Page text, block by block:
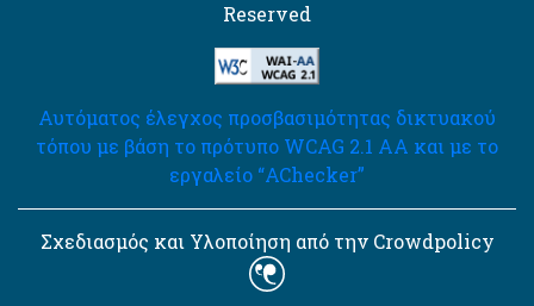
Reserved
Αυτόματος έλεγχος προσβασιμότητας δικτυακού
τόπου με βάση το πρότυπο WCAG 2.1 AA και με το
εργαλείο “AChecker”
Σχεδιασμός και Υλοποίηση από την Crowdpolicy